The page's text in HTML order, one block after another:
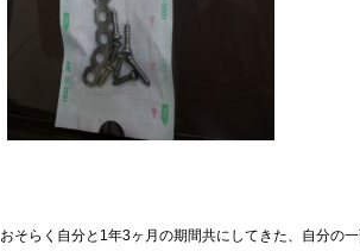
おそらく自分と1年3ヶ月の期間共にしてきた、自分の